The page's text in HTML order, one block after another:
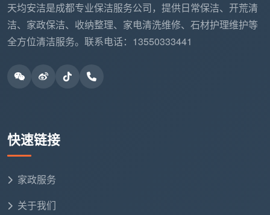
从天均安洁的小户型开荒服务里，业主能
得到什么？
独立的起点、新婚的过渡或者投资者收益的来源。成都
的范围里，我们交付的，仍然是一份经得起您拿白手套
检查的洁净。
天均安洁是成都专业保洁服务公司，提供日常保洁、开荒清
洁、家政保洁、收纳整理、家电清洗维修、石材护理维护等
全方位清洁服务。联系电话：13550333441
快速链接
家政服务
关于我们